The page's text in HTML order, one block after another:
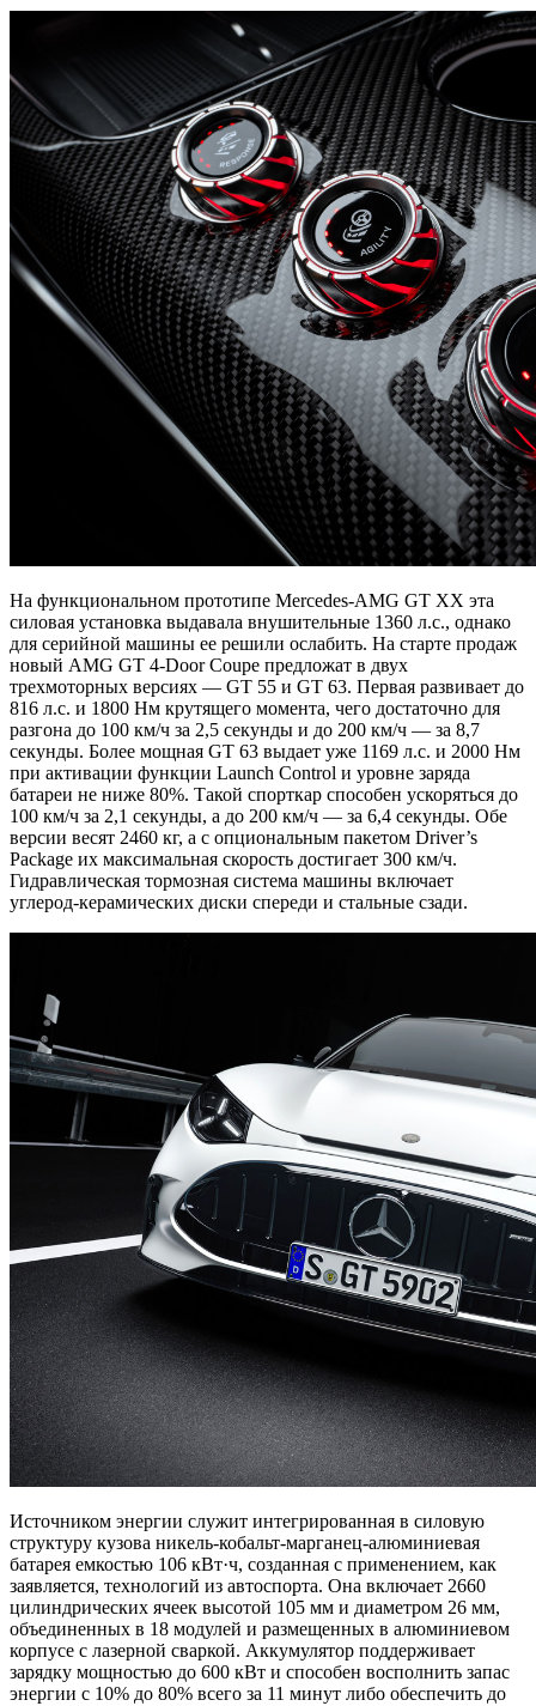
На функциональном прототипе Mercedes-AMG GT XX эта
силовая установка выдавала внушительные 1360 л.с., однако
для серийной машины ее решили ослабить. На старте продаж
новый AMG GT 4-Door Coupe предложат в двух
трехмоторных версиях — GT 55 и GT 63. Первая развивает до
816 л.с. и 1800 Нм крутящего момента, чего достаточно для
разгона до 100 км/ч за 2,5 секунды и до 200 км/ч — за 8,7
секунды. Более мощная GT 63 выдает уже 1169 л.с. и 2000 Нм
при активации функции Launch Control и уровне заряда
батареи не ниже 80%. Такой спорткар способен ускоряться до
100 км/ч за 2,1 секунды, а до 200 км/ч — за 6,4 секунды. Обе
версии весят 2460 кг, а с опциональным пакетом Driver’s
Package их максимальная скорость достигает 300 км/ч.
Гидравлическая тормозная система машины включает
углерод-керамических диски спереди и стальные сзади.
Источником энергии служит интегрированная в силовую
структуру кузова никель-кобальт-марганец-алюминиевая
батарея емкостью 106 кВт·ч, созданная с применением, как
заявляется, технологий из автоспорта. Она включает 2660
цилиндрических ячеек высотой 105 мм и диаметром 26 мм,
объединенных в 18 модулей и размещенных в алюминиевом
корпусе с лазерной сваркой. Аккумулятор поддерживает
зарядку мощностью до 600 кВт и способен восполнить запас
энергии с 10% до 80% всего за 11 минут либо обеспечить до